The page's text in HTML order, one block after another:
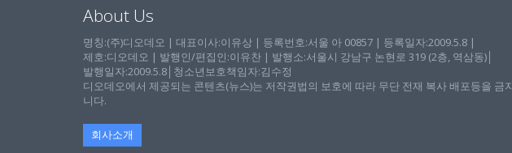
About Us
명칭:(주)디오데오 | 대표이사:이유상 | 등록번호:서울 아 00857 | 등록일자:2009.5.8 |
제호:디오데오 | 발행인/편집인:이유찬 | 발행소:서울시 강남구 논현로 319 (2층, 역삼동)│
발행일자:2009.5.8│청소년보호책임자:김수정
디오데오에서 제공되는 콘텐츠(뉴스)는 저작권법의 보호에 따라 무단 전재 복사 배포등을 금
니다.
회사소개